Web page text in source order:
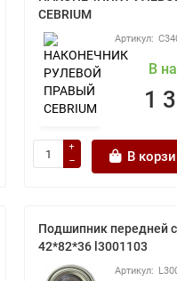
CEBRIUM
В
1
В
Подшипник передней
42*82*36 l3001103